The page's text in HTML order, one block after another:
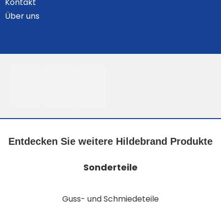
Über uns
Entdecken Sie weitere Hildebrand Produkte
Sonderteile
Guss- und Schmiedeteile